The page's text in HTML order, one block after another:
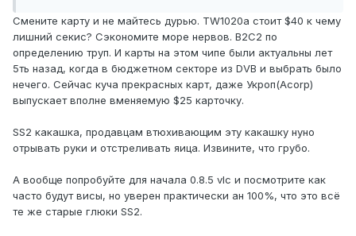
Смените карту и не майтесь дурью. TW1020a стоит $40 к чему
лишний секис? Сэкономите море нервов. B2C2 по
определению труп. И карты на этом чипе были актуальны лет
5ть назад, когда в бюджетном секторе из DVB и выбрать было
нечего. Сейчас куча прекрасных карт, даже Укроп(Acorp)
выпускает вполне вменяемую $25 карточку.
SS2 какашка, продавцам втюхивающим эту какашку нуно
отрывать руки и отстреливать яица. Извините, что грубо.
А вообще попробуйте для начала 0.8.5 vlc и посмотрите как
часто будут висы, но уверен практически ан 100%, что это всё
те же старые глюки SS2.